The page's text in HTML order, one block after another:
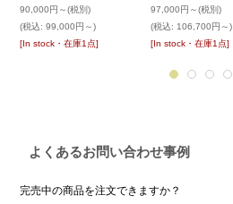
90,000円～(税別)
(税込: 99,000円～)
[In stock・在庫1点]
97,000円～(税別)
(税込: 106,700円～)
[In stock・在庫1点]
よくあるお問い合わせ事例
完売中の商品を注文できますか？